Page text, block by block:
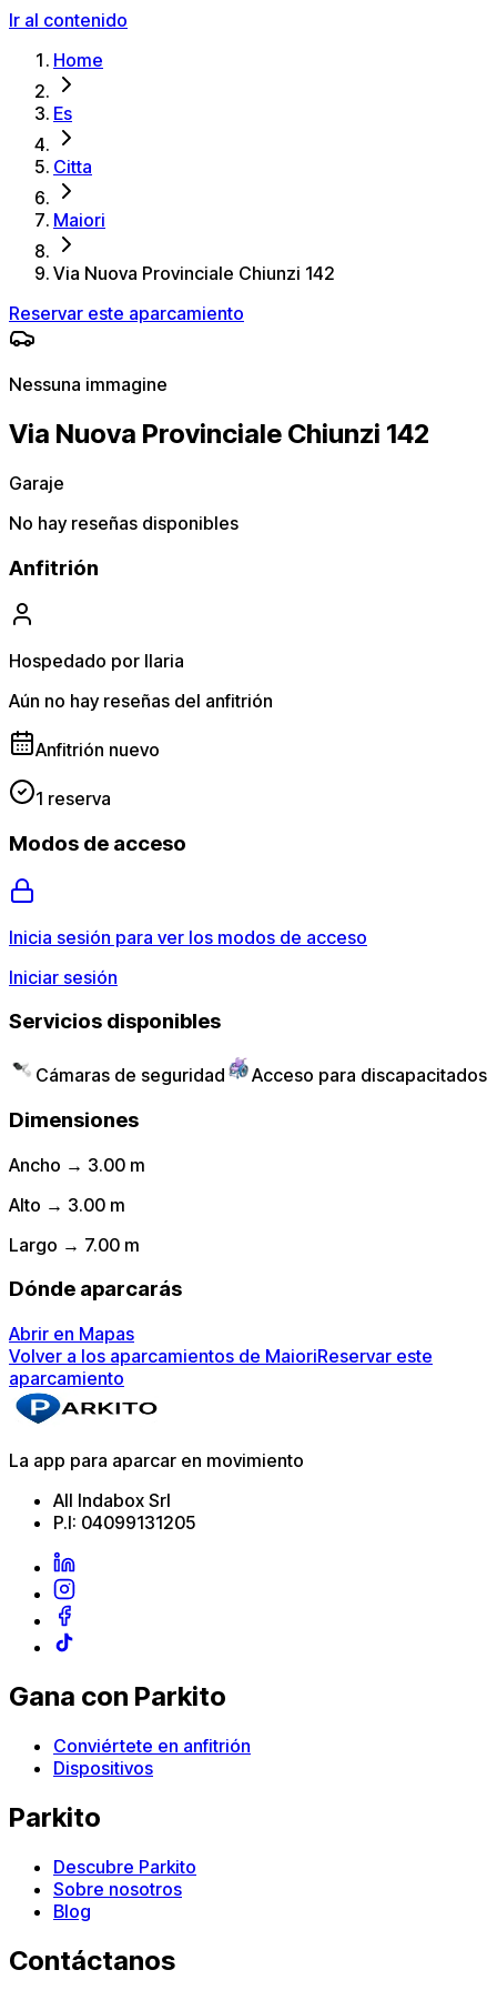
Ir al contenido
Home
Es
Citta
Maiori
Via Nuova Provinciale Chiunzi 142
Reservar este aparcamiento
Nessuna immagine
Via Nuova Provinciale Chiunzi 142
Garaje
No hay reseñas disponibles
Anfitrión
Hospedado por Ilaria
Aún no hay reseñas del anfitrión
Anfitrión nuevo
1 reserva
Modos de acceso
Inicia sesión para ver los modos de acceso
Iniciar sesión
Servicios disponibles
Cámaras de seguridad Acceso para discapacitados
Dimensiones
Ancho → 3.00 m
Alto → 3.00 m
Largo → 7.00 m
Dónde aparcarás
Abrir en Mapas
Volver a los aparcamientos de MaioriReservar este
aparcamiento
La app para aparcar en movimiento
All Indabox Srl
P.I: 04099131205
Gana con Parkito
Conviértete en anfitrión
Dispositivos
Parkito
Descubre Parkito
Sobre nosotros
Blog
Contáctanos